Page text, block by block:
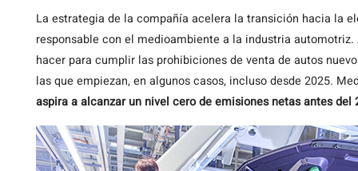
La estrategia de la compañía acelera la transición hacia la
responsable con el medioambiente a la industria
hacer para cumplir las prohibiciones de venta de autos
las que empiezan, en algunos casos, incluso desde 2025.
aspira a alcanzar un nivel cero de emisiones netas antes del